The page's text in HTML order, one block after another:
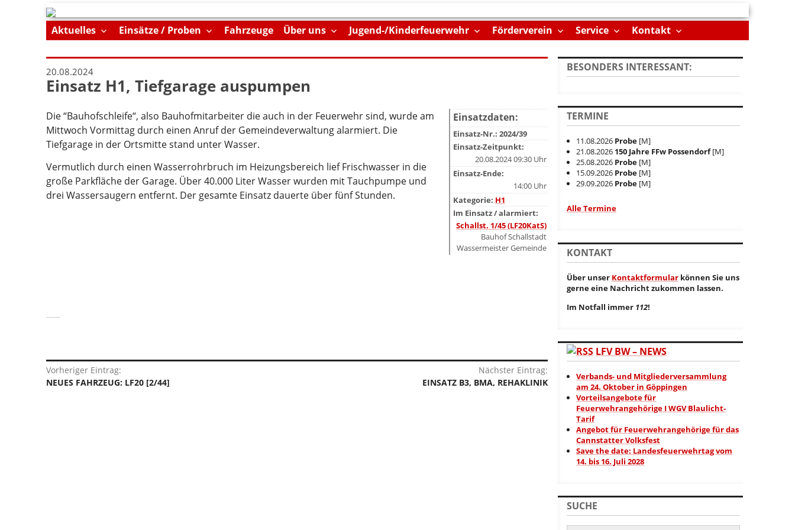
Skip
to
Aktuelles Einsätze / Proben Fahrzeuge Über uns Jugend-/Kinderfeuerwehr Förderverein Service Kontakt
20.08.2024
Einsatz H1, Tiefgarage auspumpen
Einsatzdaten:
Einsatz-Nr.: 2024/39
Einsatz-Zeitpunkt:
20.08.2024 09:30 Uhr
Einsatz-Ende:
14:00 Uhr
Kategorie: H1
Im Einsatz / alarmiert:
Schallst. 1/45 (LF20KatS)
Bauhof Schallstadt
Wassermeister Gemeinde
Die “Bauhofschleife“, also Bauhofmitarbeiter die auch in der Feuerwehr sind, wurde am
Mittwoch Vormittag durch einen Anruf der Gemeindeverwaltung alarmiert. Die
Tiefgarage in der Ortsmitte stand unter Wasser.
Vermutlich durch einen Wasserrohrbruch im Heizungsbereich lief Frischwasser in die
große Parkfläche der Garage. Über 40.000 Liter Wasser wurden mit Tauchpumpe und
drei Wassersaugern entfernt. Der gesamte Einsatz dauerte über fünf Stunden.
Beitragsnavigation
Vorheriger Eintrag:
Vorheriger
NEUES FAHRZEUG: LF20 [2/44]
Nächster Eintrag:
Nächster
Eintrag:
EINSATZ B3, BMA, REHAKLINIK
BESONDERS INTERESSANT:
TERMINE
11.08.2026 Probe [M]
21.08.2026 150 Jahre FFw Possendorf[M]
25.08.2026 Probe [M]
15.09.2026 Probe [M]
29.09.2026 Probe [M]
Alle Termine
KONTAKT
Über unser Kontaktformular können Sie uns
gerne eine Nachricht zukommen lassen.
Im Notfall immer 112!
LFV BW – NEWS
Verbands- und Mitgliederversammlung
am 24. Oktober in Göppingen
Vorteilsangebote für
Feuerwehrangehörige I WGV Blaulicht-
Tarif
Angebot für Feuerwehrangehörige für das
Cannstatter Volksfest
Save the date: Landesfeuerwehrtag vom
14. bis 16. Juli 2028
SUCHE